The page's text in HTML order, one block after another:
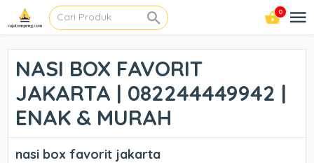
0
NASI BOX FAVORIT
JAKARTA | 082244449942 |
ENAK & MURAH
nasi box favorit jakarta